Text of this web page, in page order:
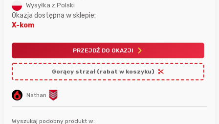
Nathan
Wysyłka z Polski
Okazja dostępna w sklepie:
X-kom
PRZEJDŹ DO OKAZJI
Gorący strzał (rabat w koszyku)
Wyszukaj podobny produkt w: